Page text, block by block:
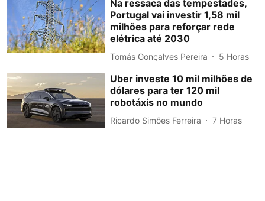
Na ressaca das tempestades,
Portugal vai investir 1,58 mil
milhões para reforçar rede
elétrica até 2030
Tomás Gonçalves Pereira 5 Horas
Uber investe 10 mil milhões de
dólares para ter 120 mil
robotáxis no mundo
Ricardo Simões Ferreira 7 Horas